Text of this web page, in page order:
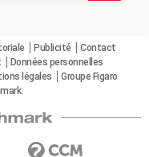
Publicité
Contact
Données personnelles
légales
Groupe Figaro